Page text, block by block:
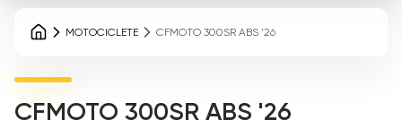
MOTOCICLETE CFMOTO 300SR ABS '26
CFMOTO 300SR ABS '26